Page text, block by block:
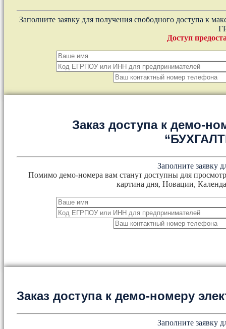
Заполните заявку для получения свободного доступа к
Доступ
Заказ доступа к демо-
Заполните заявку
Помимо демо-номера вам станут доступны для
картина дня, Новации,
Заказ доступа к демо-номеру
Заполните заявку